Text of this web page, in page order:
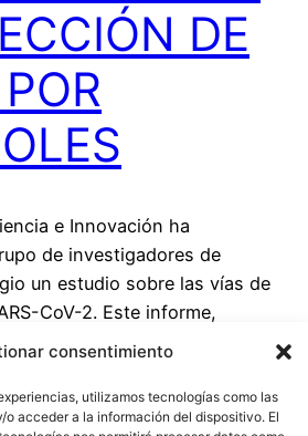
consentimiento
utilizamos tecnologías como las
acceder a la información del dispositivo. El
DE
e Innovación ha
de investigadores de
un estudio sobre las vías de
CoV-2. Este informe,
por dicho Ministerio,
de la infección del
de aerosoles. Tras analizar…